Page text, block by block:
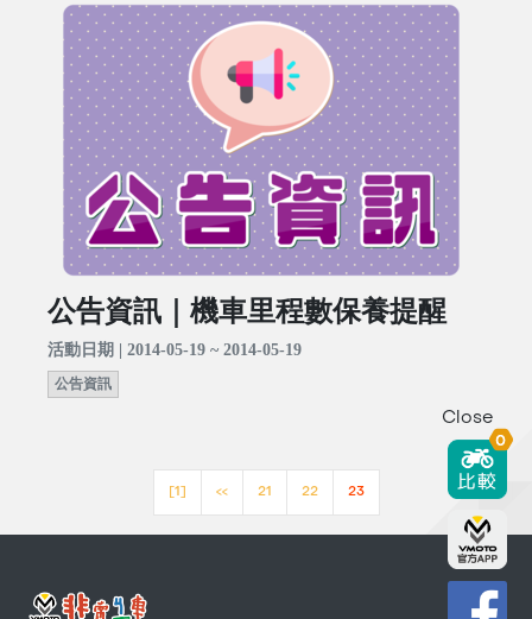
公告資訊｜機車里程數保養提醒
活動日期 | 2014-05-19 ~ 2014-05-19
公告資訊
[1] << 21 22 23
Close
0